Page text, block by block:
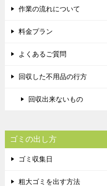
作業の流れについて
料金プラン
よくあるご質問
回収した不用品の行方
回収出来ないもの
ゴミの出し方
ゴミ収集日
粗大ゴミを出す方法